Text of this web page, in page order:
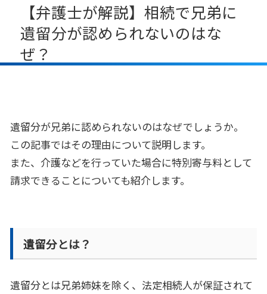
【弁護士が解説】相続で兄弟に
遺留分が認められないのはな
ぜ？
遺留分が兄弟に認められないのはなぜでしょうか。
この記事ではその理由について説明します。
また、介護などを行っていた場合に特別寄与料として
請求できることについても紹介します。
遺留分とは？
遺留分とは兄弟姉妹を除く、法定相続人が保証されて